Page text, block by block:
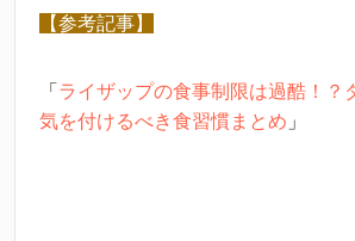
【参考記事】
「 ライザップの食事制限は過酷！？
気を付けるべき食習慣まとめ 」